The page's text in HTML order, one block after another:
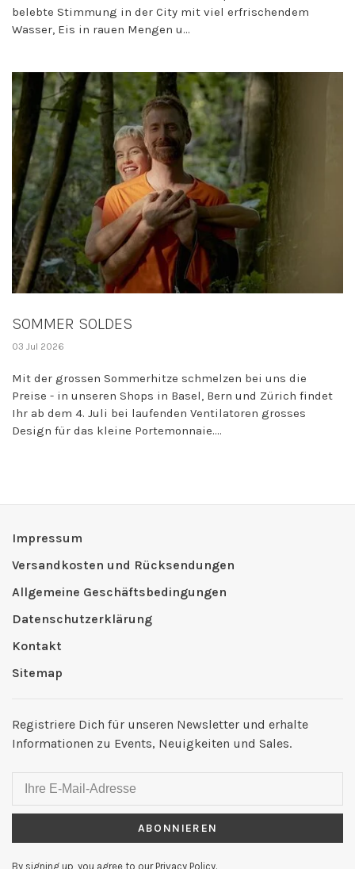
belebte Stimmung in der City mit viel erfrischendem
Wasser, Eis in rauen Mengen u...
SOMMER SOLDES
03 Jul 2026
Mit der grossen Sommerhitze schmelzen bei uns die
Preise - in unseren Shops in Basel, Bern und Zürich findet
Ihr ab dem 4. Juli bei laufenden Ventilatoren grosses
Design für das kleine Portemonnaie....
Impressum
Versandkosten und Rücksendungen
Allgemeine Geschäftsbedingungen
Datenschutzerklärung
Kontakt
Sitemap
Registriere Dich für unseren Newsletter und erhalte
Informationen zu Events, Neuigkeiten und Sales.
ABONNIEREN
By signing up, you agree to our Privacy Policy.